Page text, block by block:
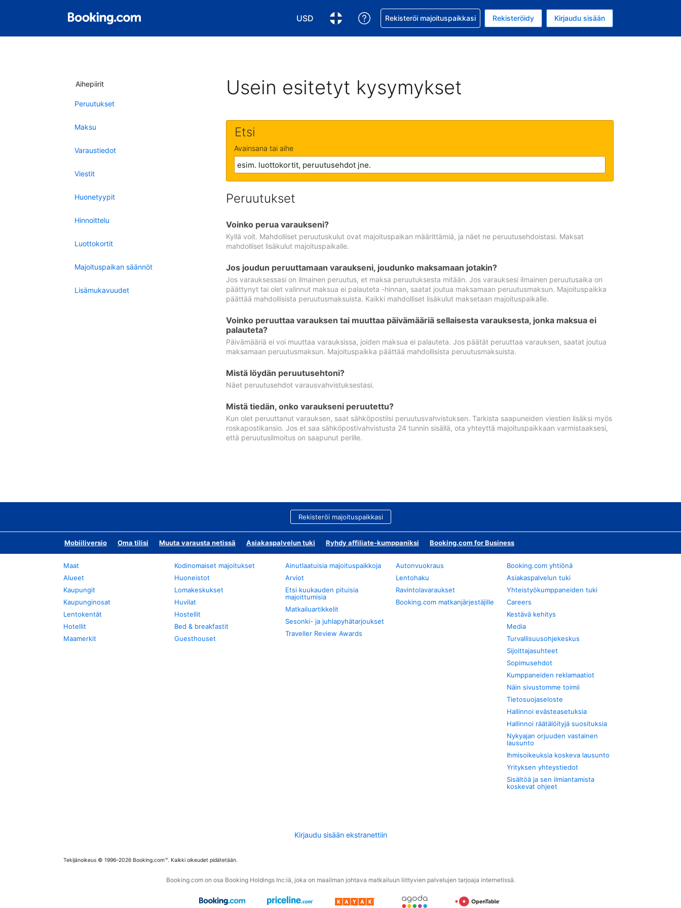
USD
Valitse valuutta. Tämänhetkinen valuutta on Yhdysvaltain dollari
Valitse kieli. Tämänhetkinen kieli on Suomi
Pyydä apua varauksesi kanssa
Rekisteröi majoituspaikkasi Rekisteröidy Kirjaudu sisään
Aihepiirit
Peruutukset
Maksu
Varaustiedot
Viestit
Huonetyypit
Hinnoittelu
Luottokortit
Majoituspaikan säännöt
Lisämukavuudet
Usein esitetyt kysymykset
Etsi
Avainsana tai aihe
Peruutukset
Voinko perua varaukseni?
Kyllä voit. Mahdolliset peruutuskulut ovat majoituspaikan määrittämiä, ja näet ne peruutusehdoistasi. Maksat
mahdolliset lisäkulut majoituspaikalle.
Jos joudun peruuttamaan varaukseni, joudunko maksamaan jotakin?
Jos varauksessasi on ilmainen peruutus, et maksa peruutuksesta mitään. Jos varauksesi ilmainen peruutusaika on
päättynyt tai olet valinnut maksua ei palauteta -hinnan, saatat joutua maksamaan peruutusmaksun. Majoituspaikka
päättää mahdollisista peruutusmaksuista. Kaikki mahdolliset lisäkulut maksetaan majoituspaikalle.
Voinko peruuttaa varauksen tai muuttaa päivämääriä sellaisesta varauksesta, jonka maksua ei
palauteta?
Päivämääriä ei voi muuttaa varauksissa, joiden maksua ei palauteta. Jos päätät peruuttaa varauksen, saatat joutua
maksamaan peruutusmaksun. Majoituspaikka päättää mahdollisista peruutusmaksuista.
Mistä löydän peruutusehtoni?
Näet peruutusehdot varausvahvistuksestasi.
Mistä tiedän, onko varaukseni peruutettu?
Kun olet peruuttanut varauksen, saat sähköpostiisi peruutusvahvistuksen. Tarkista saapuneiden viestien lisäksi myös
roskapostikansio. Jos et saa sähköpostivahvistusta 24 tunnin sisällä, ota yhteyttä majoituspaikkaan varmistaaksesi,
että peruutusilmoitus on saapunut perille.
Rekisteröi majoituspaikkasi
Mobiiliversio Oma tilisi Muuta varausta netissä Asiakaspalvelun tuki Ryhdy affiliate-kumppaniksi Booking.com for Business
Maat
Alueet
Kaupungit
Kaupunginosat
Lentokentät
Hotellit
Maamerkit
Kodinomaiset majoitukset
Huoneistot
Lomakeskukset
Huvilat
Hostellit
Bed & breakfastit
Guesthouset
Ainutlaatuisia majoituspaikkoja
Arviot
Etsi kuukauden pituisia
majoittumisia
Matkailuartikkelit
Sesonki- ja juhlapyhätarjoukset
Traveller Review Awards
Autonvuokraus
Lentohaku
Ravintolavaraukset
Booking.com matkanjärjestäjille
Booking.com yhtiönä
Asiakaspalvelun tuki
Yhteistyökumppaneiden tuki
Careers
Kestävä kehitys
Media
Turvallisuusohjekeskus
Sijoittajasuhteet
Sopimusehdot
Kumppaneiden reklamaatiot
Näin sivustomme toimii
Tietosuojaseloste
Hallinnoi evästeasetuksia
Hallinnoi räätälöityjä suosituksia
Nykyajan orjuuden vastainen
lausunto
Ihmisoikeuksia koskeva lausunto
Yrityksen yhteystiedot
Sisältöä ja sen ilmiantamista
koskevat ohjeet
Kirjaudu sisään ekstranettiin
Tekijänoikeus © 1996–2026 Booking.com™. Kaikki oikeudet pidätetään.
Booking.com on osa Booking Holdings Inc:iä, joka on maailman johtava matkailuun liittyvien palvelujen tarjoaja internetissä.